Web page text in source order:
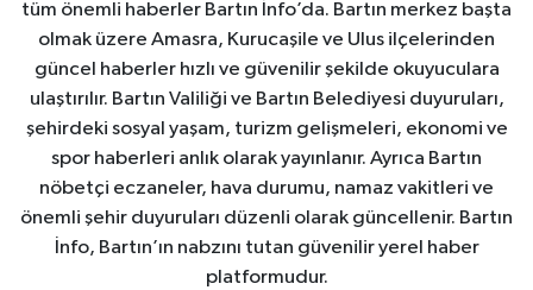
tüm önemli haberler Bartın İnfo’da. Bartın merkez başta
olmak üzere Amasra, Kurucaşile ve Ulus ilçelerinden
güncel haberler hızlı ve güvenilir şekilde okuyuculara
ulaştırılır. Bartın Valiliği ve Bartın Belediyesi duyuruları,
şehirdeki sosyal yaşam, turizm gelişmeleri, ekonomi ve
spor haberleri anlık olarak yayınlanır. Ayrıca Bartın
nöbetçi eczaneler, hava durumu, namaz vakitleri ve
önemli şehir duyuruları düzenli olarak güncellenir. Bartın
İnfo, Bartın’ın nabzını tutan güvenilir yerel haber
platformudur.